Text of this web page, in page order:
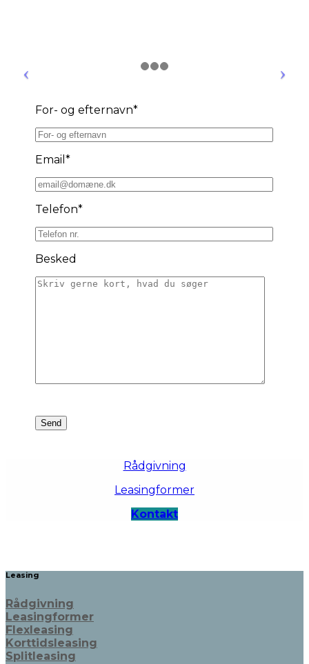
For- og efternavn*
Email*
Telefon*
Besked
Rådgivning
Leasingformer
Kontakt
Leasing
Rådgivning
Leasingformer
Flexleasing
Korttidsleasing
Splitleasing